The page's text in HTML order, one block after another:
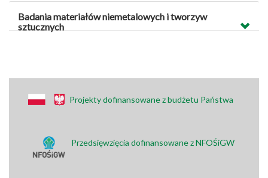
Badania materiałów niemetalowych i tworzyw
sztucznych
Projekty dofinansowane z budżetu Państwa
Przedsięwzięcia dofinansowane z NFOŚiGW